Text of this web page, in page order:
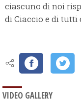
ciascuno di noi
di Ciaccio e di tutti
VIDEO GALLERY